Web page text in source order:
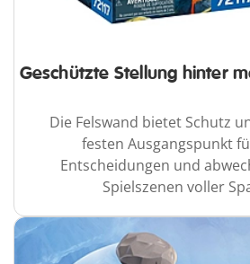
Geschützte Stellung hinter
Die Felswand bietet Schutz
festen Ausgangspunkt
Entscheidungen und
Spielszenen voller